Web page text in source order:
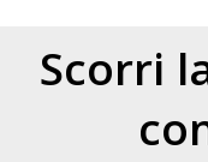
Scorri